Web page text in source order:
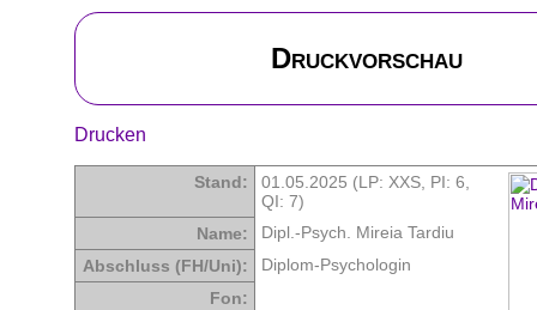
Druckvorschau
Drucken
Stand: 01.05.2025 (LP: XXS, PI: 6
QI: 7)
Name:
Dipl.-Psych. Mireia Tardiu
Abschluss (FH/Uni):
Diplom-Psychologin
Fon: